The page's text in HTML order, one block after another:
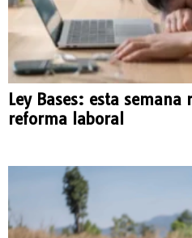
Ley Bases: esta
reforma laboral